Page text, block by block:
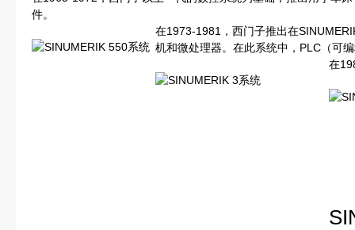
件。
在1973-1981，西门子推出在
机和微处理器。在此系统中，PLC（可
在